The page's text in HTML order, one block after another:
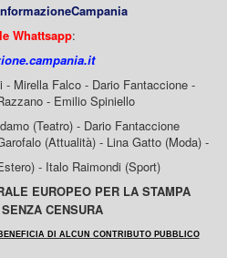
Whattsapp:
- Mirella Falco - Dario Fantaccione -
- Emilio Spiniello
(Teatro) - Dario Fantaccione
(Attualità) - Lina Gatto (Moda) -
- Italo Raimondi (Sport)
EUROPEO PER LA STAMPA
CENSURA
DI ALCUN CONTRIBUTO PUBBLICO